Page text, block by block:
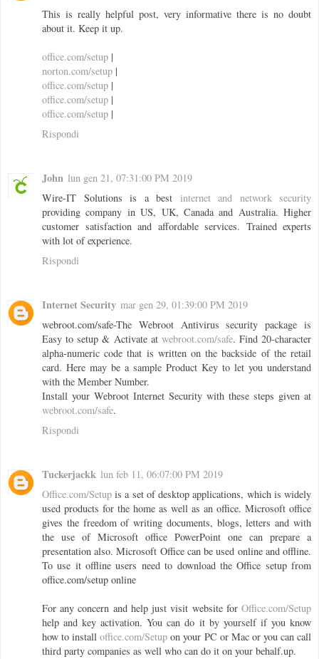
This is really helpful post, very informative there is no doubt
about it. Keep it up.
office.com/setup |
norton.com/setup |
office.com/setup |
office.com/setup |
office.com/setup |
Rispondi
John lun gen 21, 07:31:00 PM 2019
Wire-IT Solutions is a best internet and network security
providing company in US, UK, Canada and Australia. Higher
customer satisfaction and affordable services. Trained experts
with lot of experience.
Rispondi
Internet Security mar gen 29, 01:39:00 PM 2019
webroot.com/safe-The Webroot Antivirus security package is
Easy to setup & Activate at webroot.com/safe. Find 20-character
alpha-numeric code that is written on the backside of the retail
card. Here may be a sample Product Key to let you understand
with the Member Number.
Install your Webroot Internet Security with these steps given at
webroot.com/safe.
Rispondi
Tuckerjackk lun feb 11, 06:07:00 PM 2019
Office.com/Setup is a set of desktop applications, which is widely
used products for the home as well as an office. Microsoft office
gives the freedom of writing documents, blogs, letters and with
the use of Microsoft office PowerPoint one can prepare a
presentation also. Microsoft Office can be used online and offline.
To use it offline users need to download the Office setup from
office.com/setup online
For any concern and help just visit website for Office.com/Setup
help and key activation. You can do it by yourself if you know
how to installoffice.com/Setup on your PC or Mac or you can call
third party companies as well who can do it on your behalf.up.